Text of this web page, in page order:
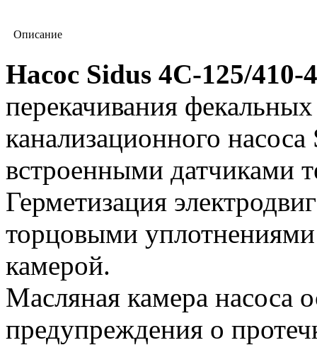
Описание
Насос Sidus 4С-125/410-
перекачивания
канализационного
встроенными датчиками
Герметизация
торцовыми
камерой.
Масляная камера насоса
предупреждения о